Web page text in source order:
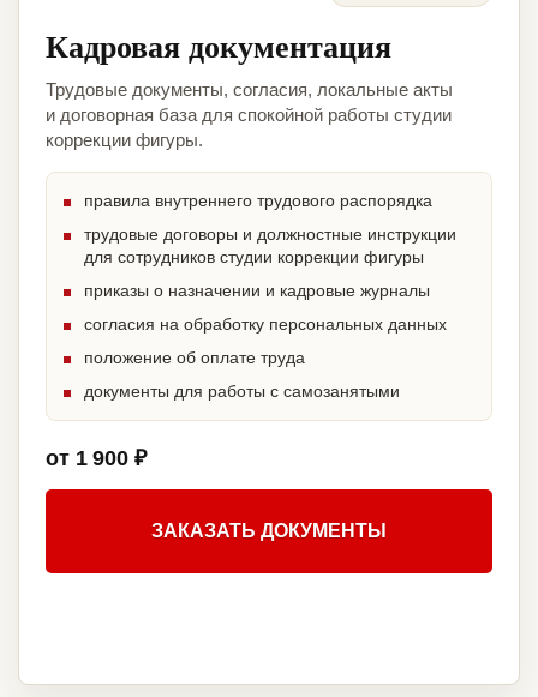
Кадровая документация
Трудовые документы, согласия, локальные акты
и договорная база для спокойной работы студии
коррекции фигуры.
правила внутреннего трудового распорядка
трудовые договоры и должностные инструкции
для сотрудников студии коррекции фигуры
приказы о назначении и кадровые журналы
согласия на обработку персональных данных
положение об оплате труда
документы для работы с самозанятыми
от 1 900 ₽
ЗАКАЗАТЬ ДОКУМЕНТЫ